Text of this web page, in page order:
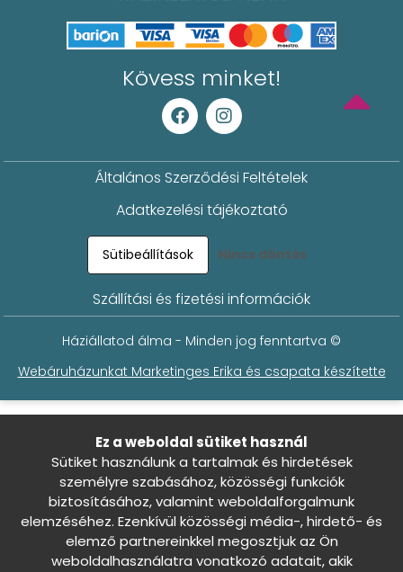
Kövess minket!
Általános Szerződési Feltételek
Adatkezelési tájékoztató
Sütibeállítások Nincs döntés
Szállítási és fizetési információk
Háziállatod álma - Minden jog fenntartva ©
Webáruházunkat Marketinges Erika és csapata készítette
Ez a weboldal sütiket használ
Sütiket használunk a tartalmak és hirdetések
személyre szabásához, közösségi funkciók
biztosításához, valamint weboldalforgalmunk
elemzéséhez. Ezenkívül közösségi média-, hirdető- és
elemző partnereinkkel megosztjuk az Ön
weboldalhasználatra vonatkozó adatait, akik